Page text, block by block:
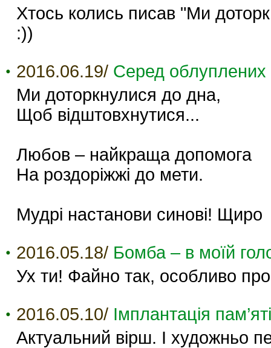
Хтось колись писав "Ми
:))
2016.06.19/ Серед облуплених
Ми доторкнулися до дна,
Щоб відштовхнутися...
Любов – найкраща допомога
На роздоріжжі до мети.
Мудрі настанови синові! Щиро
2016.05.18/ Бомба – в моїй
Ух ти! Файно так, особливо
2016.05.10/ Імплантація
Актуальний вірш. І художньо